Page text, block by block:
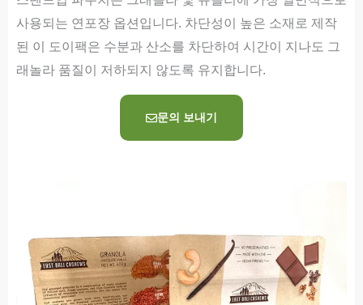
사용되는 연포장 옵션입니다. 차단성이 높은 소재로 제작
된 이 도이팩은 수분과 산소를 차단하여 시간이 지나도 그
래놀라 품질이 저하되지 않도록 유지합니다.
문의 보내기